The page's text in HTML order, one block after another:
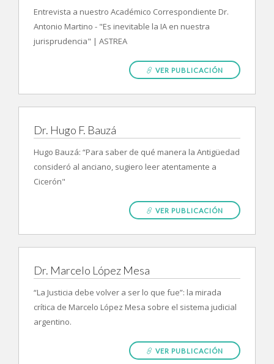
Entrevista a nuestro Académico Correspondiente Dr.
Antonio Martino - "Es inevitable la IA en nuestra
jurisprudencia" | ASTREA
VER PUBLICACIÓN
Dr. Hugo F. Bauzá
Hugo Bauzá: “Para saber de qué manera la Antigüedad
consideró al anciano, sugiero leer atentamente a
Cicerón"
VER PUBLICACIÓN
Dr. Marcelo López Mesa
“La Justicia debe volver a ser lo que fue”: la mirada
crítica de Marcelo López Mesa sobre el sistema judicial
argentino.
VER PUBLICACIÓN